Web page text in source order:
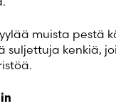
muista pestä
suljettuja kenkiä,